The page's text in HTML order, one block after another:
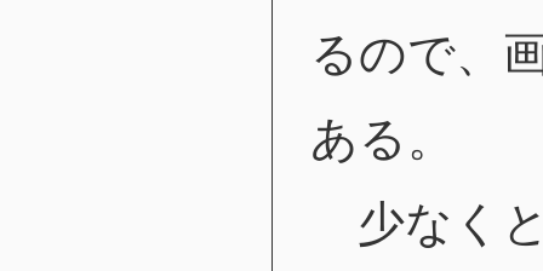
るので、
ある。
少なく